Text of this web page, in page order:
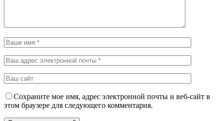
Сохраните мое имя, адрес электронной почты и веб-сайт в
этом браузере для следующего комментария.